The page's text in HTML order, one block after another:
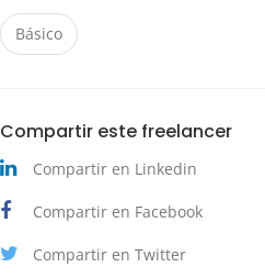
Básico
Compartir este freelancer
Compartir en Linkedin
Compartir en Facebook
Compartir en Twitter